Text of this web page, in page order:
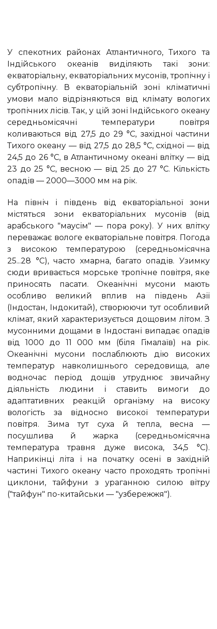
У спекотних районах Атлантичного, Тихого та
Індійського океанів виділяють такі зони:
екваторіальну, екваторіальних мусонів, тропічну і
субтропічну. В екваторіальній зоні кліматичні
умови мало відрізняються від клімату вологих
тропічних лісів. Так, у цій зоні Індійського океану
середньомісячні температури повітря
коливаються від 27,5 до 29 °С, західної частини
Тихого океану — від 27,5 до 28,5 °С, східної — від
24,5 до 26 °С, в Атлантичному океані влітку — від
23 до 25 °С, весною — від 25 до 27 °С. Кількість
опадів — 2000—3000 мм на рік.
На північ і південь від екваторіальної зони
містяться зони екваторіальних мусонів (від
арабського "маусім" — пора року). У них влітку
переважає вологе екваторіальне повітря. Погода
з високою температурою (середньомісячна
25...28 °С), часто хмарна, багато опадів. Узимку
сюди вривається морське тропічне повітря, яке
приносять пасати. Океанічні мусони мають
особливо великий вплив на південь Азії
(Індостан, Індокитай), створюючи тут особливий
клімат, який характеризується дощовим літом. З
мусонними дощами в Індостані випадає опадів
від 1000 до 11 000 мм (біля Гімалаїв) на рік.
Океанічні мусони послаблюють дію високих
температур навколишнього середовища, але
водночас період дощів утруднює звичайну
діяльність людини і ставить вимоги до
адаптативних реакцій організму на високу
вологість за відносно високої температури
повітря. Зима тут суха й тепла, весна —
посушлива й жарка (середньомісячна
температура травня дуже висока, 34,5 °С).
Наприкінці літа і на початку осені в західній
частині Тихого океану часто проходять тропічні
циклони, тайфуни з ураганною силою вітру
("тайфун" по-китайськи — "узбережжя").